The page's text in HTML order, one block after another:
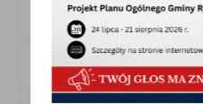
Wniosek formularz
Format:PDF,296.52 KB